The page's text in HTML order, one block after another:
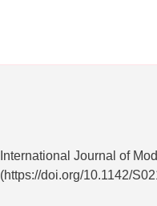
International Journal of
(https://doi.org/10.1142/